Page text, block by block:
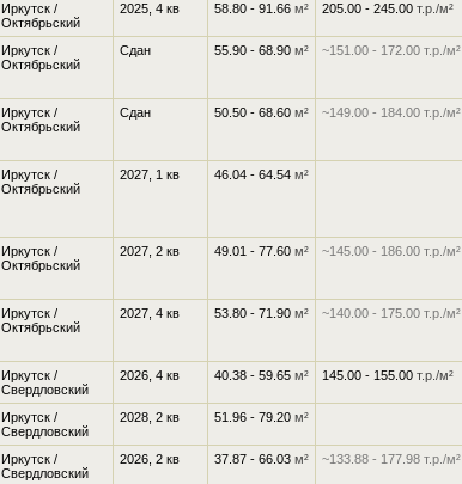
Иркутск /
Октябрьский
2025, 4 кв 58.80 - 91.66 м² 205.00- 245.00 т.р./м²
Иркутск /
Октябрьский
Сдан 55.90 - 68.90 м² ~151.00- 172.00 т.р./м²
Иркутск /
Октябрьский
Сдан 50.50 - 68.60 м² ~149.00- 184.00 т.р./м²
Иркутск /
Октябрьский
2027, 1 кв 46.04 - 64.54 м²
Иркутск /
Октябрьский
2027, 2 кв 49.01 - 77.60 м² ~145.00- 186.00 т.р./м²
Иркутск /
Октябрьский
2027, 4 кв 53.80 - 71.90 м² ~140.00- 175.00 т.р./м²
Иркутск /
Свердловский
2026, 4 кв 40.38 - 59.65 м² 145.00- 155.00 т.р./м²
Иркутск /
Свердловский
2028, 2 кв 51.96 - 79.20 м²
Иркутск /
Свердловский
2026, 2 кв 37.87 - 66.03 м² ~133.88- 177.98 т.р./м²